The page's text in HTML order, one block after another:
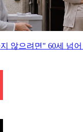
않으려면" 60세 넘